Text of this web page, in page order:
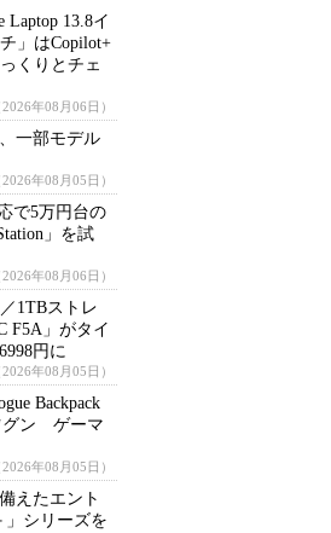
Laptop 13.8イ
」はCopilot+
くりとチェ
2026年08月06日）
一部モデル
2026年08月05日）
で5万円台の
」を試
2026年08月06日）
1TBストレ
F5A」がタイ
円に
2026年08月05日）
Backpack
グン ゲーマ
2026年08月05日）
えたエント
」シリーズを